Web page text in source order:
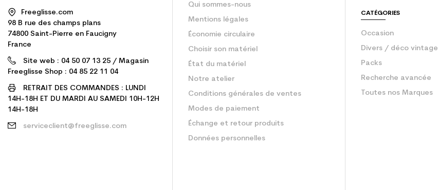
Freeglisse.com
98 B rue des champs plans
74800 Saint-Pierre en Faucigny
France
Site web : 04 50 07 13 25 / Magasin
Freeglisse Shop : 04 85 22 11 04
RETRAIT DES COMMANDES : LUNDI
14H-18H ET DU MARDI AU SAMEDI 10H-12H
14H-18H
serviceclient@freeglisse.com
Qui sommes-nous
Mentions légales
Économie circulaire
Choisir son matériel
État du matériel
Notre atelier
Conditions générales de ventes
Modes de paiement
Échange et retour produits
Données personnelles
CATÉGORIES
Occasion
Divers / déco vintage
Packs
Recherche avancée
Toutes nos Marques